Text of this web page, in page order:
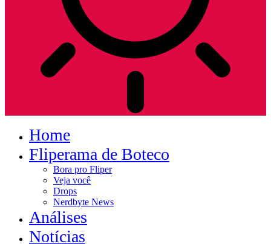
Home
Fliperama de Boteco
Bora pro Fliper
Veja você
Drops
Nerdbyte News
Análises
Notícias